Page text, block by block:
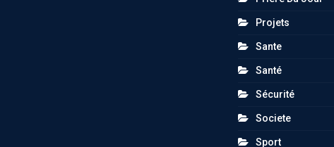
Projets
Sante
Santé
Sécurité
Societe
Sport